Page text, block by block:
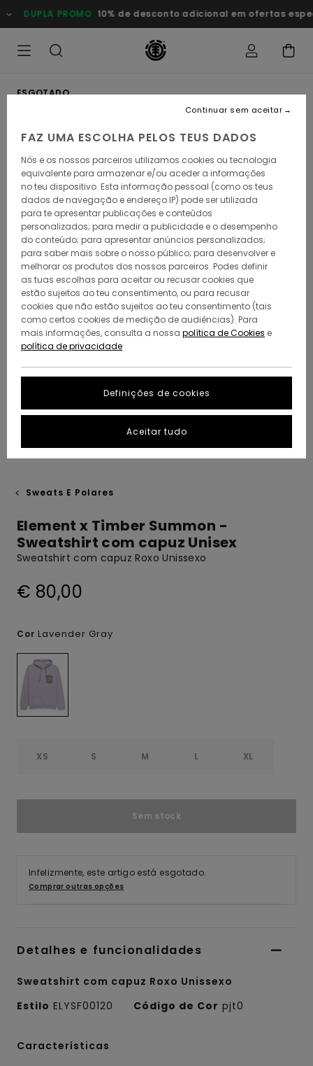
para
a
DUPLA PROMO 10% de desconto adicional em ofertas
ESGOTADO
Sweats E Polares
Element x Timber Summon -
Sweatshirt com capuz Unisex
Sweatshirt com capuz Roxo Unissexo
€ 80,00
Cor Lavender Gray
XS S M L XL
Sem stock
Infelizmente, este artigo está esgotado.
Comprar outras opções
Detalhes e funcionalidades
Sweatshirt com capuz Roxo Unissexo
Estilo ELYSF00120 Código de Cor pjt0
Características
FAZ UMA ESCOLHA PELOS TEUS DADOS
Nós e os nossos parceiros utilizamos cookies ou tecnologia
equivalente para armazenar e/ou aceder a informações
no teu dispositivo. Esta informação pessoal (como os teus
dados de navegação e endereço IP) pode ser utilizada
para te apresentar publicações e conteúdos
personalizados; para medir a publicidade e o desempenho
do conteúdo; para apresentar anúncios personalizados;
para saber mais sobre o nosso público; para desenvolver e
melhorar os produtos dos nossos parceiros. Podes definir
as tuas escolhas para aceitar ou recusar cookies que
estão sujeitos ao teu consentimento, ou para recusar
cookies que não estão sujeitos ao teu consentimento (tais
como certos cookies de medição de audiências). Para
mais informações, consulta a nossa política de Cookies e
política de privacidade
Definições de cookies
Continuar sem aceitar
Aceitar tudo